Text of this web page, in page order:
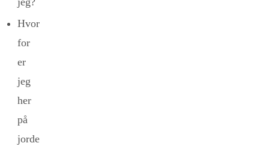
Hvor
for
er
jeg
her
på
jorde